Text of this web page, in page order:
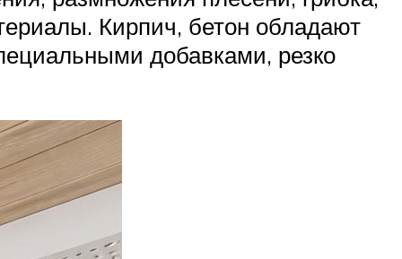
Кирпич, бетон обладают
добавками, резко